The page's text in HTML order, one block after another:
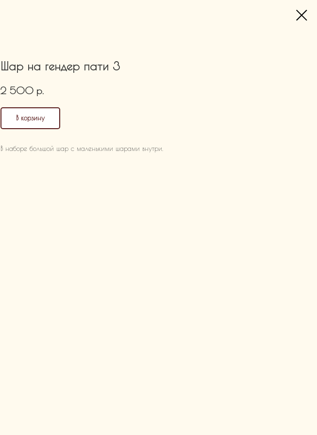
Шар на гендер пати 3
2 500 р.
В корзину
В наборе большой шар с маленькими шарами внутри.